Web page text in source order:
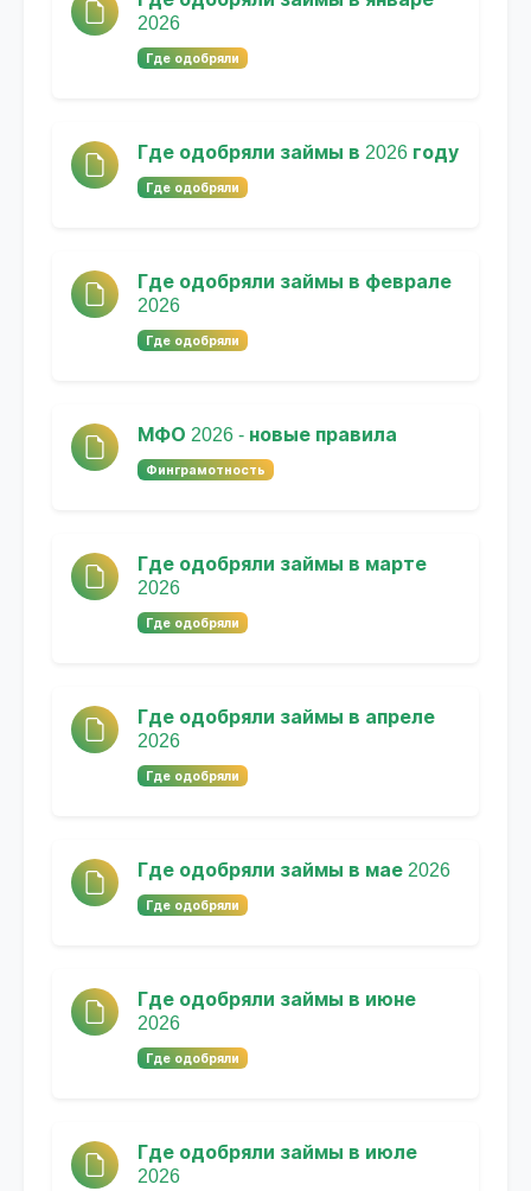
2026
Где одобряли
Где одобряли займы в 2026 году
Где одобряли
Где одобряли займы в феврале
2026
Где одобряли
МФО 2026 - новые правила
Финграмотность
Где одобряли займы в марте
2026
Где одобряли
Где одобряли займы в апреле
2026
Где одобряли
Где одобряли займы в мае 2026
Где одобряли
Где одобряли займы в июне
2026
Где одобряли
Где одобряли займы в июле
2026